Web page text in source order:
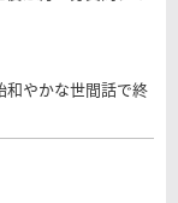
和やかな世間話で終